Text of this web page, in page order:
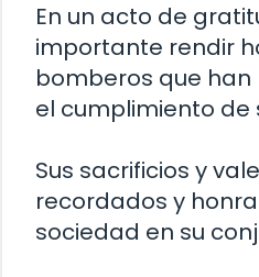
En un acto de
importante rendir
bomberos que
el cumplimiento de
Sus sacrificios y
recordados y
sociedad en su